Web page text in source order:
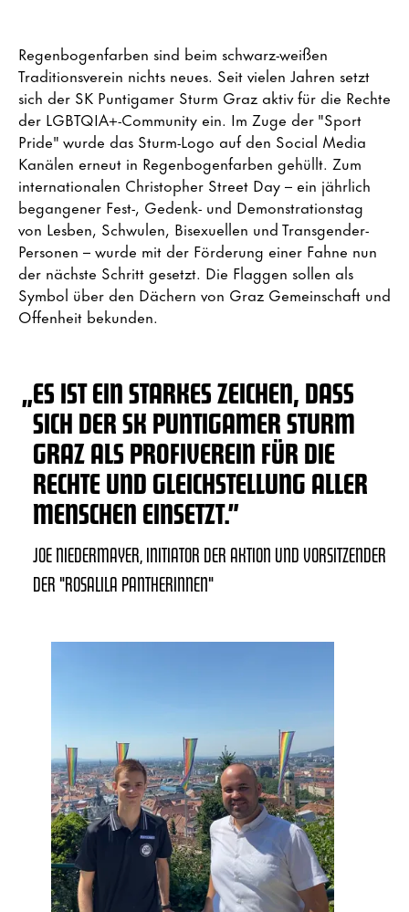
Regenbogenfarben sind beim schwarz-weißen
Traditionsverein nichts neues. Seit vielen Jahren setzt
sich der SK Puntigamer Sturm Graz aktiv für die Rechte
der LGBTQIA+-Community ein. Im Zuge der "Sport
Pride" wurde das Sturm-Logo auf den Social Media
Kanälen erneut in Regenbogenfarben gehüllt. Zum
internationalen Christopher Street Day – ein jährlich
begangener Fest-, Gedenk- und Demonstrationstag
von Lesben, Schwulen, Bisexuellen und Transgender-
Personen – wurde mit der Förderung einer Fahne nun
der nächste Schritt gesetzt. Die Flaggen sollen als
Symbol über den Dächern von Graz Gemeinschaft und
Offenheit bekunden.
„ES IST EIN STARKES ZEICHEN, DASS
SICH DER SK PUNTIGAMER STURM
GRAZ ALS PROFIVEREIN FÜR DIE
RECHTE UND GLEICHSTELLUNG ALLER
MENSCHEN EINSETZT.”
JOE NIEDERMAYER, INITIATOR DER AKTION UND VORSITZENDER
DER "ROSALILA PANTHERINNEN"